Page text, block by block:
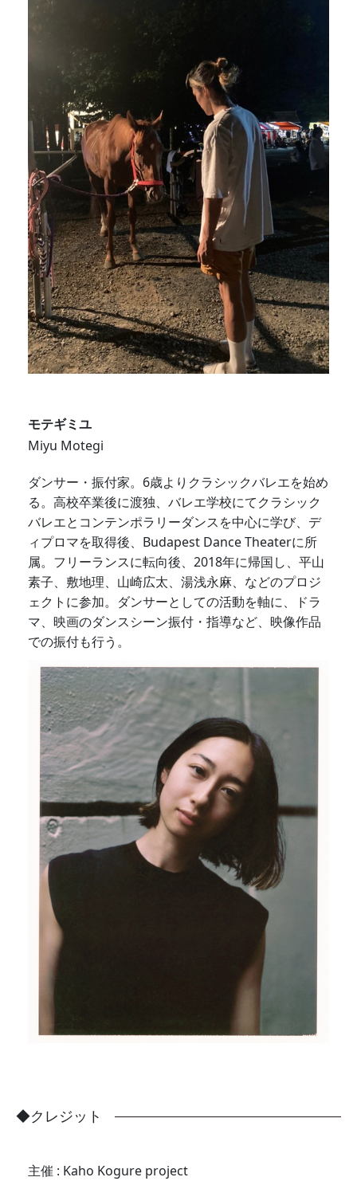
モテギミユ
Miyu Motegi
ダンサー・振付家。6歳よりクラシックバレエを始め
る。高校卒業後に渡独、バレエ学校にてクラシック
バレエとコンテンポラリーダンスを中心に学び、デ
ィプロマを取得後、Budapest Dance Theaterに所
属。フリーランスに転向後、2018年に帰国し、平山
素子、敷地理、山崎広太、湯浅永麻、などのプロジ
ェクトに参加。ダンサーとしての活動を軸に、ドラ
マ、映画のダンスシーン振付・指導など、映像作品
での振付も行う。
クレジット
主催 : Kaho Kogure project